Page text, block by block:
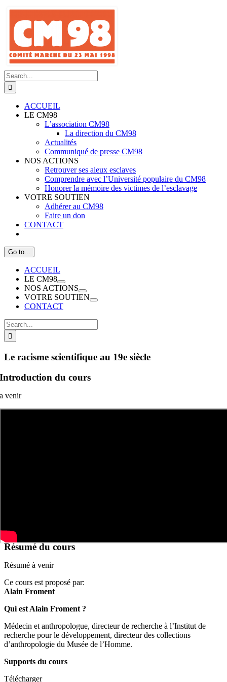
Skip
content
Search
for:
ACCUEIL
LE CM98
L’association CM98
La direction du CM98
Actualités
Communiqué de presse CM98
NOS ACTIONS
Retrouver ses aieux esclaves
Comprendre avec l’Université populaire du CM98
Honorer la mémoire des victimes de l’esclavage
VOTRE SOUTIEN
Adhérer au CM98
Faire un don
CONTACT
Go to...
ACCUEIL
LE CM98
NOS ACTIONS
VOTRE SOUTIEN
CONTACT
Search
for:
Le racisme scientifique au 19e siècle
Introduction du cours
a venir
Résumé du cours
Résumé à venir
Ce cours est proposé par:
Alain Froment
Qui est Alain Froment ?
Médecin et anthropologue, directeur de recherche à l’Institut de
recherche pour le développement, directeur des collections
d’anthropologie du Musée de l’Homme.
Supports du cours
Télécharger